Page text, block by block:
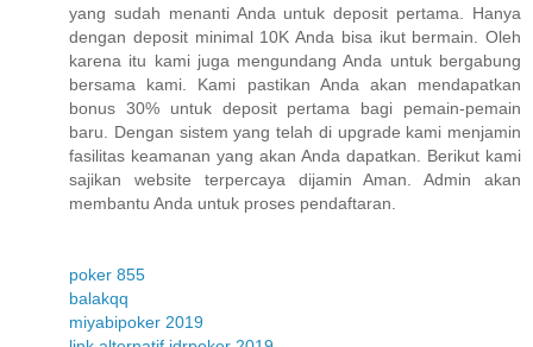
yang sudah menanti Anda untuk deposit pertama. Hanya
dengan deposit minimal 10K Anda bisa ikut bermain. Oleh
karena itu kami juga mengundang Anda untuk bergabung
bersama kami. Kami pastikan Anda akan mendapatkan
bonus 30% untuk deposit pertama bagi pemain-pemain
baru. Dengan sistem yang telah di upgrade kami menjamin
fasilitas keamanan yang akan Anda dapatkan. Berikut kami
sajikan website terpercaya dijamin Aman. Admin akan
membantu Anda untuk proses pendaftaran.
poker 855
balakqq
miyabipoker 2019